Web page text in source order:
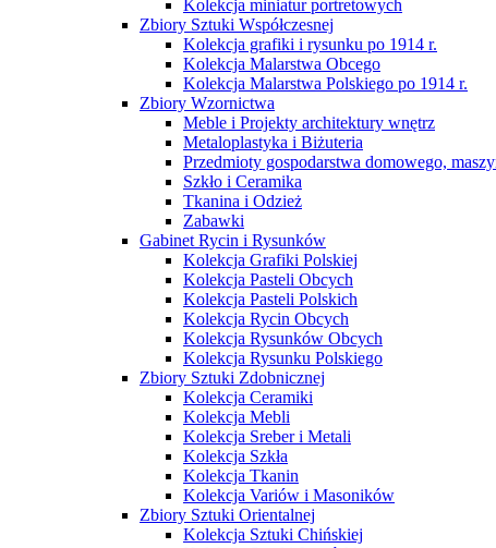
Kolekcja miniatur portretowych
Zbiory Sztuki Współczesnej
Kolekcja grafiki i rysunku po 1914 r.
Kolekcja Malarstwa Obcego
Kolekcja Malarstwa Polskiego po 1914 r.
Zbiory Wzornictwa
Meble i Projekty architektury wnętrz
Metaloplastyka i Biżuteria
Przedmioty gospodarstwa domowego,
Szkło i Ceramika
Tkanina i Odzież
Zabawki
Gabinet Rycin i Rysunków
Kolekcja Grafiki Polskiej
Kolekcja Pasteli Obcych
Kolekcja Pasteli Polskich
Kolekcja Rycin Obcych
Kolekcja Rysunków Obcych
Kolekcja Rysunku Polskiego
Zbiory Sztuki Zdobnicznej
Kolekcja Ceramiki
Kolekcja Mebli
Kolekcja Sreber i Metali
Kolekcja Szkła
Kolekcja Tkanin
Kolekcja Variów i Masoników
Zbiory Sztuki Orientalnej
Kolekcja Sztuki Chińskiej